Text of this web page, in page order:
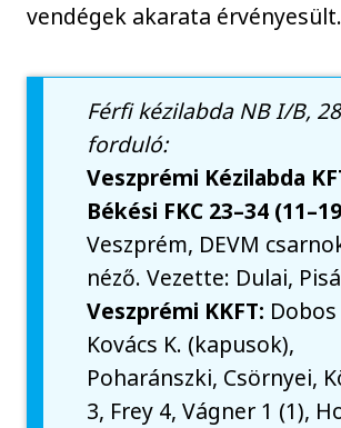
vendégek akarata érvényesült.
Férfi kézilabda NB I/B,
forduló:
Veszprémi Kézilabda
Békési FKC 23–34
Veszprém, DEVM
néző. Vezette: Dulai,
Veszprémi KKFT: Dobos
Kovács K. (kapusok),
Poharánszki, Csörnyei,
3, Frey 4, Vágner 1 (1),